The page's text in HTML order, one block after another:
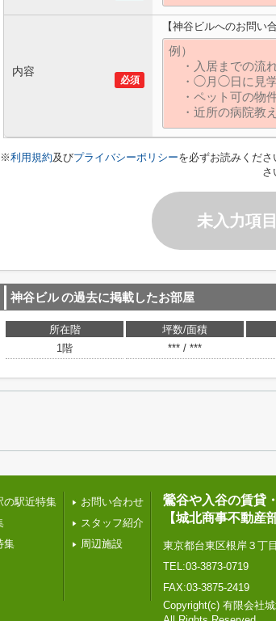
必須
内容
【神谷ビルへのお問い
※利用規約及びプライバシーポリシーを必ずお読みくだ
さ
未入力項
神谷ビルの過去に掲載したお部屋
所在階 坪数/面積
1階
*** / ***
の駅近特集
集
お問い合わせ
スタッフ紹介
周辺施設
鶯谷や入谷の賃貸
【城北商事不動産部
東京都台東区根岸３丁
TEL:03-3873-0719
FAX:03-3875-2419
Copyright(c) 有限会社